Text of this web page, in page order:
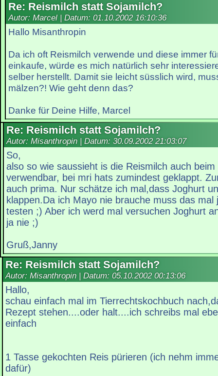
Re: Reismilch statt Sojamilch?
Autor: Marcel | Datum: 01.10.2002 16:10:36
Hallo Misanthropin
Da ich oft Reismilch verwende und diese immer
einkaufe, würde es mich natürlich sehr
selber herstellt. Damit sie leicht süsslich wird,
mälzen?! Wie geht denn das?
Danke für Deine Hilfe, Marcel
Re: Reismilch statt Sojamilch?
Autor: Misanthropin | Datum: 30.09.2002 21:03:07
So,
also so wie saussieht is die Reismilch auch
verwendbar, bei mri hats zumindest geklappt.
auch prima. Nur schätze ich mal,dass Joghurt
klappen.Da ich Mayo nie brauche muss das mal
testen ;) Aber ich werd mal versuchen Joghurt
ja nie ;)
Gruß,Janny
Re: Reismilch statt Sojamilch?
Autor: Misanthropin | Datum: 05.10.2002 00:13:06
Hallo,
schau einfach mal im Tierrechtskochbuch
Rezept stehen....oder halt....ich schreibs mal
einfach
1 Tasse gekochten Reis pürieren (ich nehm
dafür)